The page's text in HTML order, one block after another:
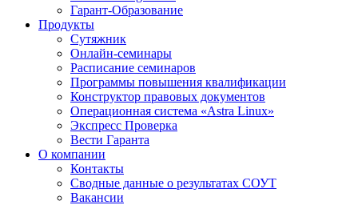
Гарант-Образование
Продукты
Сутяжник
Онлайн-семинары
Расписание семинаров
Программы повышения квалификации
Конструктор правовых документов
Операционная система «Astra Linux»
Экспресс Проверка
Вести Гаранта
О компании
Контакты
Сводные данные о результатах СОУТ
Вакансии